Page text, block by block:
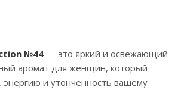
№44 — это яркий и освежающий
аромат для женщин, который
энергию и утончённость вашему